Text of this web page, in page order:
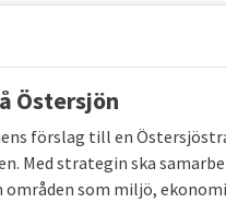
Östersjön
förslag till en
Med strategin ska
som miljö,